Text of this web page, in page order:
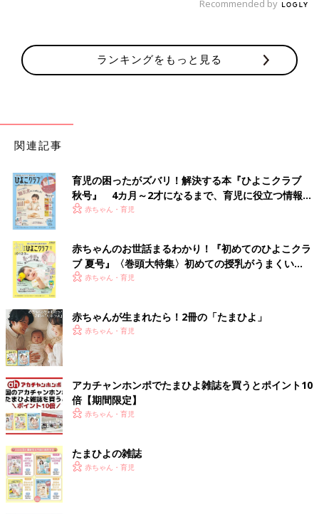
Recommended by
ランキングをもっと見る
関連記事
育児の困ったがズバリ！解決する本『ひよこクラブ
秋号』 4カ月～2才になるまで、育児に役立つ情報が
いっぱい！
赤ちゃん・育児
赤ちゃんのお世話まるわかり！『初めてのひよこクラ
ブ 夏号』〈巻頭大特集〉初めての授乳がうまくい
く！ おっぱい・ミルクの基本と夏のトラブル 解決テ
赤ちゃん・育児
赤ちゃんが生まれたら！2冊の「たまひよ」
赤ちゃん・育児
アカチャンホンポでたまひよ雑誌を買うとポイント10
倍【期間限定】
赤ちゃん・育児
たまひよの雑誌
赤ちゃん・育児